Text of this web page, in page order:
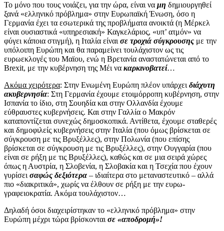
Το μόνο που τους νοιάζει, για την ώρα, είναι να μη δημιουργηθεί
ξανά «ελληνικό πρόβλημα» στην Ευρωπαϊκή Ένωση, όσο η
Γερμανία έχει τα εσωτερικά της προβλήματα ανοικτά (η Μέρκελ
είναι ουσιαστικά «υπηρεσιακή» Καγκελάριος, «υπ’ ατμόν» να
φύγει κάποια στιγμή), η Ιταλία είναι σε τροχιά σύγκρουσης με την
υπόλοιπη Ευρώπη και θα παραμείνει τουλάχιστον ως τις
ευρωεκλογές του Μαϊου, ενώ η Βρετανία αναστατώνεται από το
Brexit, με την κυβέρνηση της Μέι να καρκινοβατεί…
Ακόμα χειρότερα: Στην Ενωμένη Ευρώπη πλέον υπάρχει διάχυτη
ακυβερνησία: Στη Γερμανία έχουμε ετοιμόρροπη κυβέρνηση, στην
Ισπανία το ίδιο, στη Σουηδία και στην Ολλανδία έχουμε
εύθραυστες κυβερνήσεις. Και στην Γαλλία ο Μακρόν
καταποντίζεται συνεχώς δημοσκοπικά. Αντίθετα, έχουμε σταθερές
και δημοφιλείς κυβερνήσεις στην Ιταλία (που όμως βρίσκεται σε
σύγκρουση με τις Βρυξέλλες), στην Πολωνία (που επίσης
βρίσκεται σε σύγκρουση με τις Βρυξέλλες), στην Ουγγαρία (που
είναι σε ρήξη με τις Βρυξέλλες), καθώς και σε μια σειρά χώρες
όπως η Αυστρία, η Σλοβενία, η Σλοβακία και η Τσεχία που έχουν
γυρίσει σαφώς δεξιότερα – ιδιαίτερα στο μεταναστευτικό – αλλά
πιο «διακριτικά», χωρίς να έλθουν σε ρήξη με την ευρω-
γραφειοκρατία. Ακόμα τουλάχιστον…
Δηλαδή όσοι διαχειρίστηκαν το «ελληνικό πρόβλημα» στην
Ευρώπη μέχρι τώρα βρίσκονται σε «αποδρομή»!